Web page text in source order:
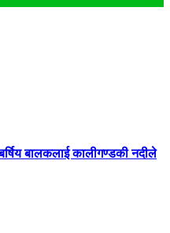
बर्षिय बालकलाई कालीगण्डकी नदीले